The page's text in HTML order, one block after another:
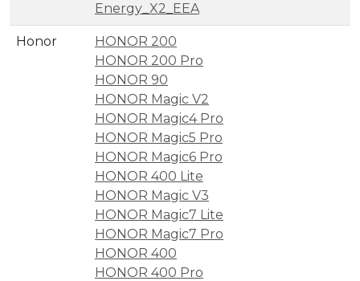
Energy_X2_EEA
Honor
HONOR 200
HONOR 200 Pro
HONOR 90
HONOR Magic V2
HONOR Magic4 Pro
HONOR Magic5 Pro
HONOR Magic6 Pro
HONOR 400 Lite
HONOR Magic V3
HONOR Magic7 Lite
HONOR Magic7 Pro
HONOR 400
HONOR 400 Pro